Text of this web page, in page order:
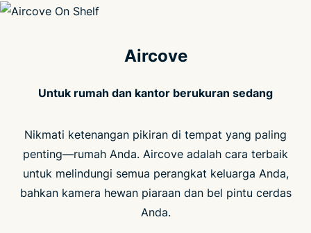
Aircove
Untuk rumah dan kantor berukuran sedang
Nikmati ketenangan pikiran di tempat yang paling
penting—rumah Anda. Aircove adalah cara terbaik
untuk melindungi semua perangkat keluarga Anda,
bahkan kamera hewan piaraan dan bel pintu cerdas
Anda.